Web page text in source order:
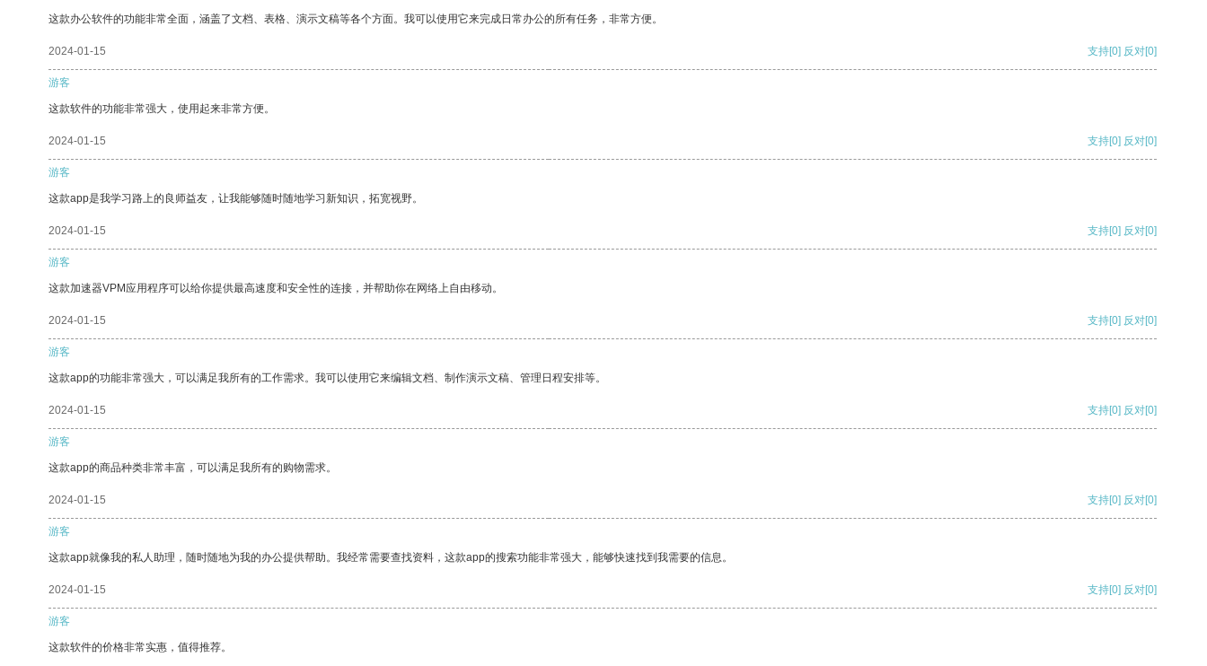
这款办公软件的功能非常全面，涵盖了文档、表格、演示文稿等各个方面。我可以使用它来完成日常办公的所有任务，非常方便。
2024-01-15 支持[0] 反对[0]
游客
这款软件的功能非常强大，使用起来非常方便。
2024-01-15 支持[0] 反对[0]
游客
这款app是我学习路上的良师益友，让我能够随时随地学习新知识，拓宽视野。
2024-01-15 支持[0] 反对[0]
游客
这款加速器VPM应用程序可以给你提供最高速度和安全性的连接，并帮助你在网络上自由移动。
2024-01-15 支持[0] 反对[0]
游客
这款app的功能非常强大，可以满足我所有的工作需求。我可以使用它来编辑文档、制作演示文稿、管理日程安排等。
2024-01-15 支持[0] 反对[0]
游客
这款app的商品种类非常丰富，可以满足我所有的购物需求。
2024-01-15 支持[0] 反对[0]
游客
这款app就像我的私人助理，随时随地为我的办公提供帮助。我经常需要查找资料，这款app的搜索功能非常强大，能够快速找到我需要的信息。
2024-01-15 支持[0] 反对[0]
游客
这款软件的价格非常实惠，值得推荐。